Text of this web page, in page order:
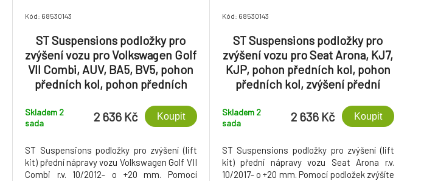
Kód: 68530143
ST Suspensions podložky pro
zvýšení vozu pro Volkswagen Golf
VII Combi, AUV, BA5, BV5, pohon
předních kol, pohon předních
přední nápravy +20 mm
Skladem 2
sada
2 636 Kč Koupit
ST Suspensions podložky pro zvýšení (lift
kit) přední nápravy vozu Volkswagen Golf VII
Combi r.v. 10/2012- o +20 mm. Pomocí
Kód: 68530143
ST Suspensions podložky pro
zvýšení vozu pro Seat Arona, KJ7,
KJP, pohon předních kol, pohon
předních kol, zvýšení přední
Skladem 2
sada
2 636 Kč Koupit
ST Suspensions podložky pro zvýšení (lift
kit) přední nápravy vozu Seat Arona r.v.
10/2017- o +20 mm. Pomocí podložek zvýšíte